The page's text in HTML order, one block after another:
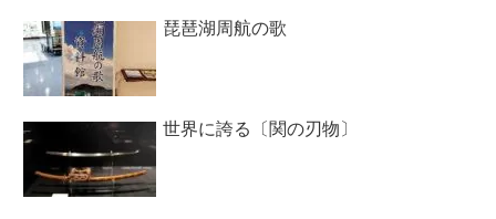
琵琶湖周航の歌
世界に誇る〔関の刃物〕